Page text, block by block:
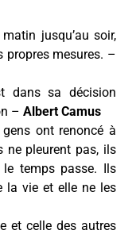
jusqu’au soir,
propres mesures. –
dans sa décision
– Albert Camus
ont renoncé à
ne pleurent pas, ils
le temps passe. Ils
la vie et elle ne les
et celle des autres